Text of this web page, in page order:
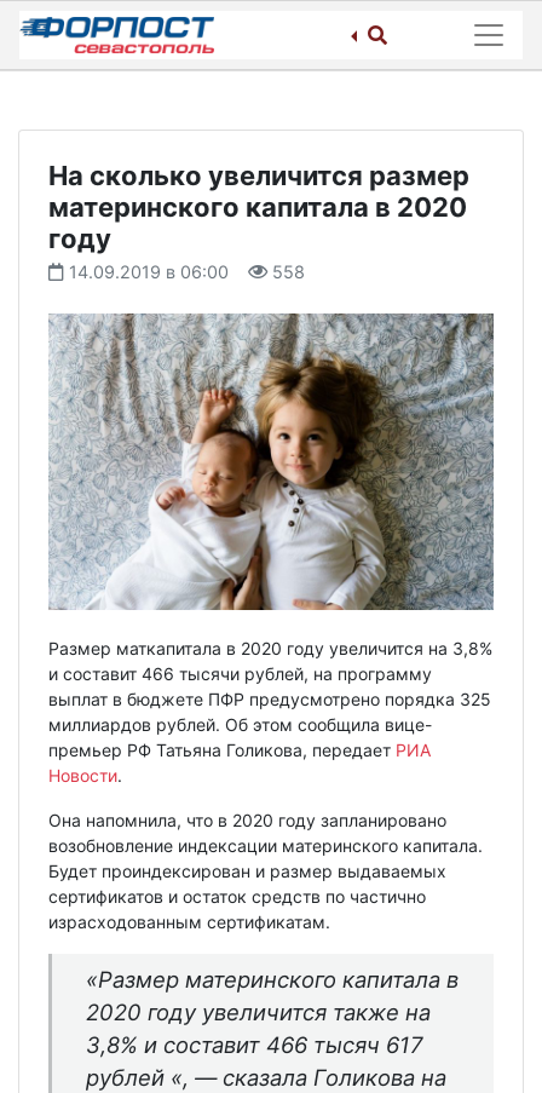
Skip
content
На сколько увеличится размер
материнского капитала в 2020
году
14.09.2019 в 06:00 558
Размер маткапитала в 2020 году увеличится на 3,8%
и составит 466 тысячи рублей, на программу
выплат в бюджете ПФР предусмотрено порядка 325
миллиардов рублей. Об этом сообщила вице-
премьер РФ Татьяна Голикова, передает РИА
Новости.
Она напомнила, что в 2020 году запланировано
возобновление индексации материнского капитала.
Будет проиндексирован и размер выдаваемых
сертификатов и остаток средств по частично
израсходованным сертификатам.
«Размер материнского капитала в
2020 году увеличится также на
3,8% и составит 466 тысяч 617
рублей «, — сказала Голикова на